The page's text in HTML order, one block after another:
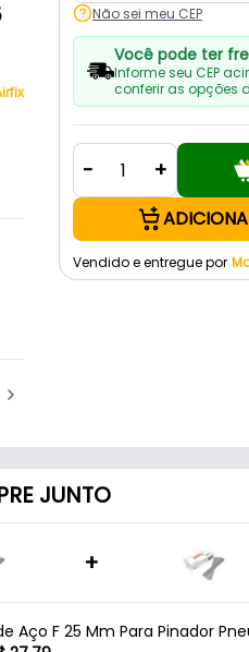
Não sei meu CEP
Você pode ter
Informe seu CEP
conferir as opções
- +
Vendido e entregue por
JUNTO
+
Aço F 25 Mm Para Pinador